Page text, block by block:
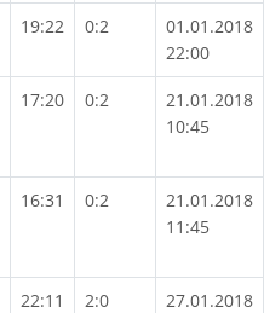
19:22 0:2
01.01.2018
22:00
17:20 0:2
21.01.2018
10:45
16:31 0:2
21.01.2018
11:45
22:11 2:0
27.01.2018